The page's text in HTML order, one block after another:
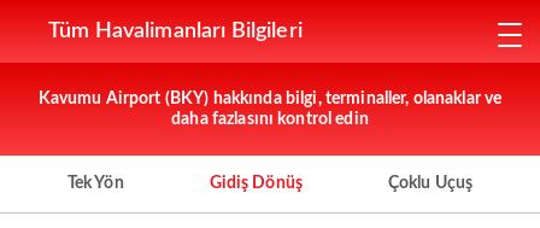
Tüm Havalimanları Bilgileri
Kavumu Airport (BKY) hakkında bilgi, terminaller, olanaklar ve
daha fazlasını kontrol edin
Tek Yön Gidiş Dönüş Çoklu Uçuş